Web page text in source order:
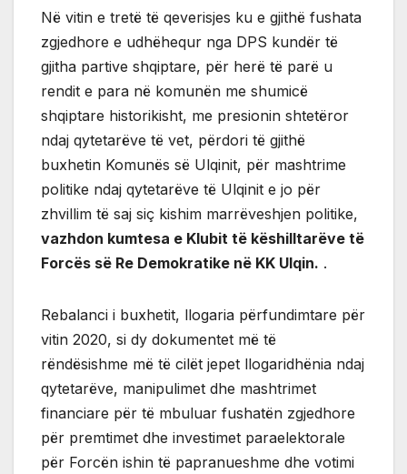
Në vitin e tretë të qeverisjes ku e gjithë fushata
zgjedhore e udhëhequr nga DPS kundër të
gjitha partive shqiptare, për herë të parë u
rendit e para në komunën me shumicë
shqiptare historikisht, me presionin shtetëror
ndaj qytetarëve të vet, përdori të gjithë
buxhetin Komunës së Ulqinit, për mashtrime
politike ndaj qytetarëve të Ulqinit e jo për
zhvillim të saj siç kishim marrëveshjen politike,
vazhdon kumtesa e Klubit të këshilltarëve të
Forcës së Re Demokratike në KK Ulqin. .
Rebalanci i buxhetit, llogaria përfundimtare për
vitin 2020, si dy dokumentet më të
rëndësishme më të cilët jepet llogaridhënia ndaj
qytetarëve, manipulimet dhe mashtrimet
financiare për të mbuluar fushatën zgjedhore
për premtimet dhe investimet paraelektorale
për Forcën ishin të papranueshme dhe votimi